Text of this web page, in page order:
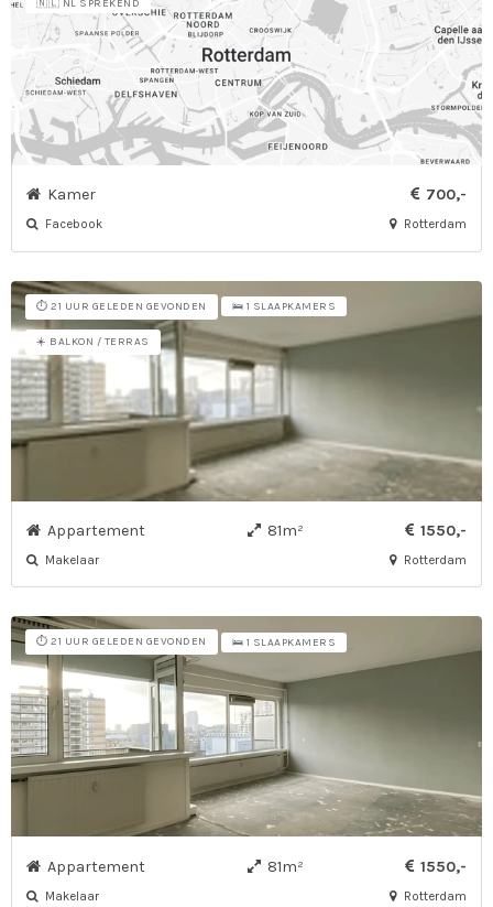
🇳🇱 NL SPREKEND
Kamer 700,-
Facebook Rotterdam
⏱️ 21 UUR GELEDEN GEVONDEN 🛌 1 SLAAPKAMERS
☀️ BALKON / TERRAS
Appartement 81m² 1550,-
Makelaar Rotterdam
⏱️ 21 UUR GELEDEN GEVONDEN 🛌 1 SLAAPKAMERS
Appartement 81m² 1550,-
Makelaar Rotterdam